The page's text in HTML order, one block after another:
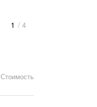
1 / 4
Стоимость